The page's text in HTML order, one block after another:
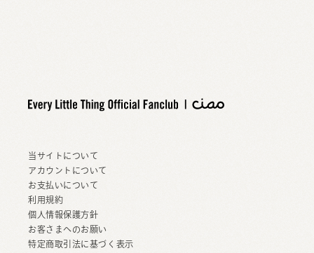
当サイトについて
アカウントについて
お支払いについて
利用規約
個人情報保護方針
お客さまへのお願い
特定商取引法に基づく表示